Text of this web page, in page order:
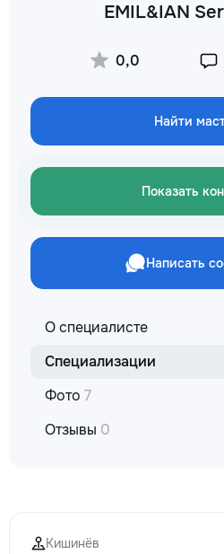
EMIL&IAN
0,0
Найти
Показать
Написать
О специалисте
Специализации
Фото 7
Отзывы 0
Кишинёв